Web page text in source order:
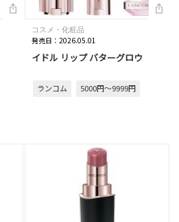
コスメ・化粧品
発売日：2026.05.01
イドル リップ バターグロウ
ランコム 5000円～9999円